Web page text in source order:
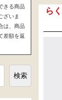
ら
きる商品
ざいま
は、商品
差額を返
検索